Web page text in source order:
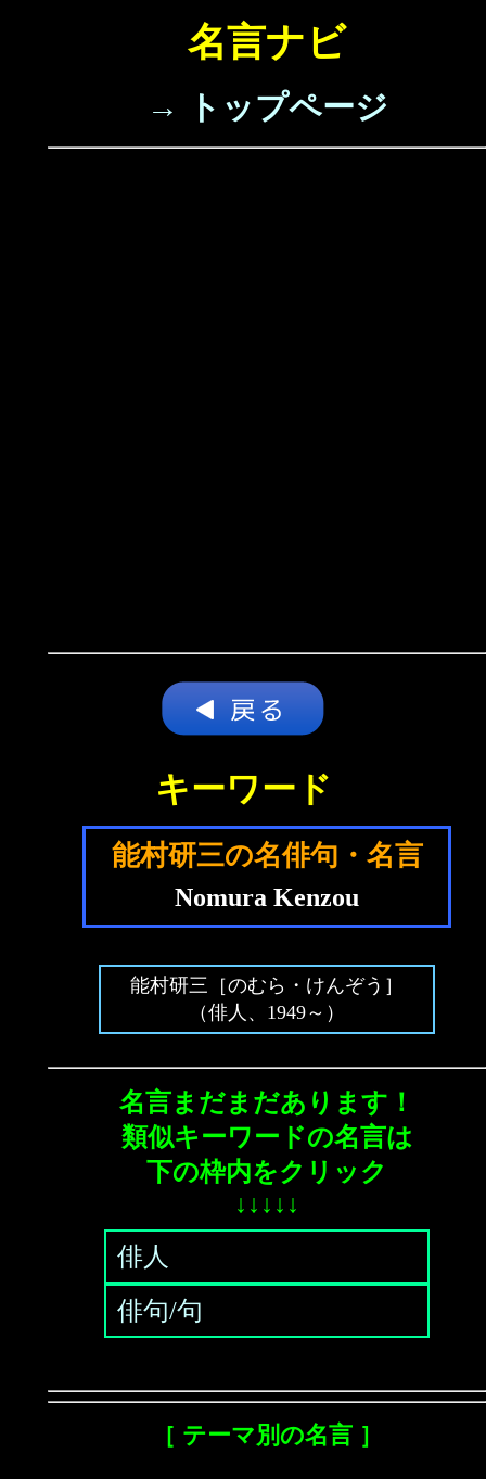
名言ナビ
→ トップページ
キーワード
能村研三の名俳句・名言
Nomura Kenzou
能村研三［のむら・けんぞう］
（俳人、1949～）
名言まだまだあります！
類似キーワードの名言は
下の枠内をクリック
↓↓↓↓↓
俳人
俳句/句
［ テーマ別の名言 ］